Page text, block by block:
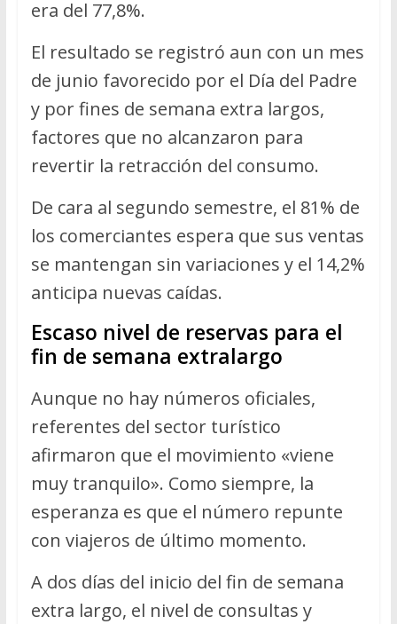
era del 77,8%.
El resultado se registró aun con un mes
de junio favorecido por el Día del Padre
y por fines de semana extra largos,
factores que no alcanzaron para
revertir la retracción del consumo.
De cara al segundo semestre, el 81% de
los comerciantes espera que sus ventas
se mantengan sin variaciones y el 14,2%
anticipa nuevas caídas.
Escaso nivel de reservas para el
fin de semana extralargo
Aunque no hay números oficiales,
referentes del sector turístico
afirmaron que el movimiento «viene
muy tranquilo». Como siempre, la
esperanza es que el número repunte
con viajeros de último momento.
A dos días del inicio del fin de semana
extra largo, el nivel de consultas y